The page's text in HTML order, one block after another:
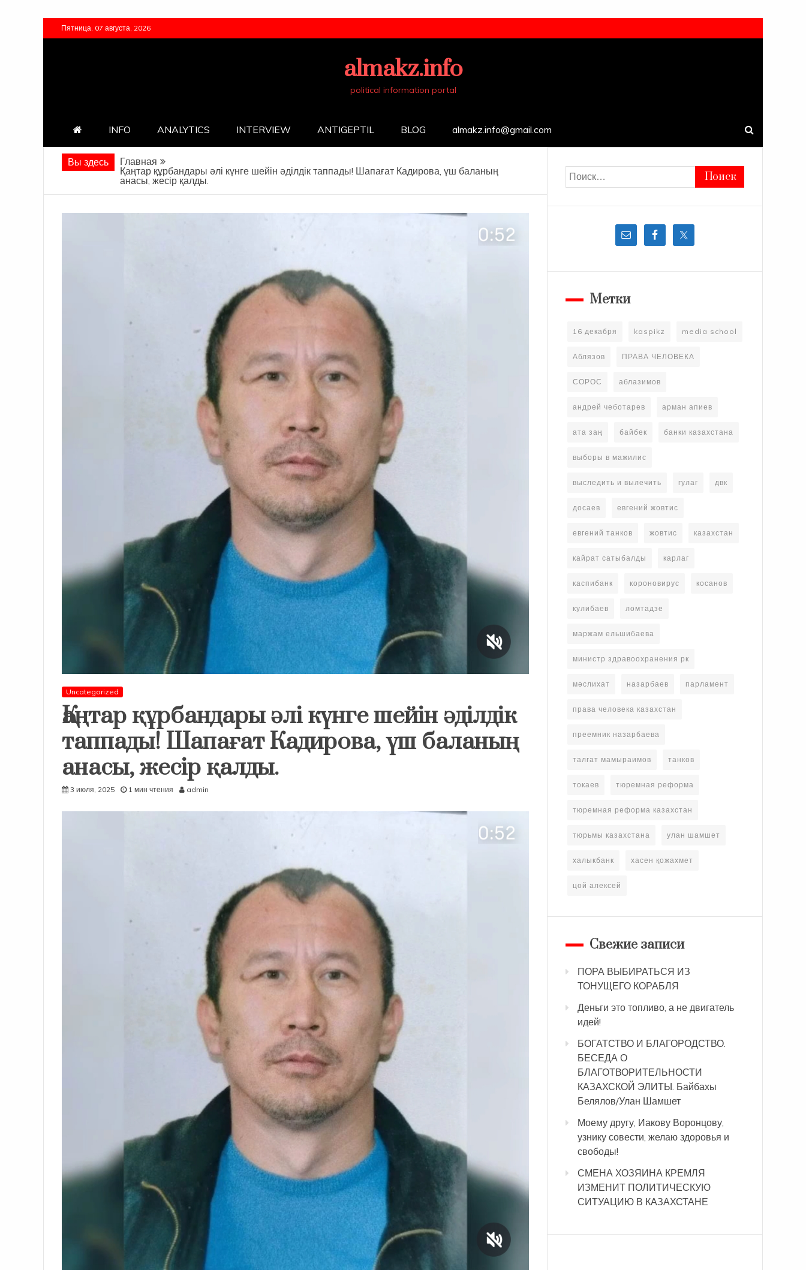
Перейти
к
Пятница, 07 августа, 2026
almakz.info
political information portal
INFO ANALYTICS INTERVIEW ANTIGEPTIL BLOG almakz.info@gmail.com
Вы здесь
Главная
Қаңтар құрбандары әлі күнге шейін әділдік таппады! Шапағат Кадирова, үш баланың
анасы, жесір қалды.
Uncategorized
Қаңтар құрбандары әлі күнге шейін әділдік
таппады! Шапағат Кадирова, үш баланың
анасы, жесір қалды.
3 июля, 2025 1 мин чтения admin
Найти:
Метки
16 декабря kaspikz media school
Аблязов ПРАВА ЧЕЛОВЕКА
СОРОС аблазимов
андрей чеботарев арман апиев
ата заң байбек банки казахстана
выборы в мажилис
выследить и вылечить гулаг двк
досаев евгений жовтис
евгений танков жовтис казахстан
кайрат сатыбалды карлаг
каспибанк короновирус косанов
кулибаев ломтадзе
маржам ельшибаева
министр здравоохранения рк
мәслихат назарбаев парламент
права человека казахстан
преемник назарбаева
талгат мамыраимов танков
токаев тюремная реформа
тюремная реформа казахстан
тюрьмы казахстана улан шамшет
халыкбанк хасен қожахмет
цой алексей
Свежие записи
ПОРА ВЫБИРАТЬСЯ ИЗ
ТОНУЩЕГО КОРАБЛЯ
Деньги это топливо, а не двигатель
идей!
БОГАТСТВО И БЛАГОРОДСТВО.
БЕСЕДА О
БЛАГОТВОРИТЕЛЬНОСТИ
КАЗАХСКОЙ ЭЛИТЫ. Байбахы
Белялов/Улан Шамшет
Моему другу, Иакову Воронцову,
узнику совести, желаю здоровья и
свободы!
СМЕНА ХОЗЯИНА КРЕМЛЯ
ИЗМЕНИТ ПОЛИТИЧЕСКУЮ
СИТУАЦИЮ В КАЗАХСТАНЕ